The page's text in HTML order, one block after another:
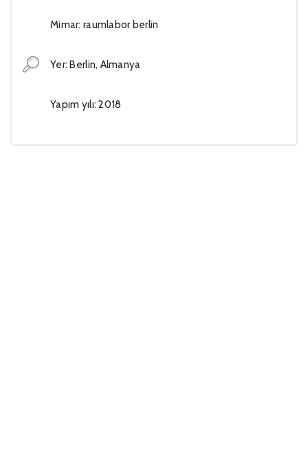
Mimar: raumlabor berlin
Yer: Berlin, Almanya
Yapım yılı: 2018